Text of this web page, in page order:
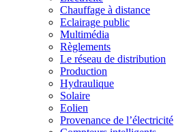
Chauffage à distance
Eclairage public
Multimédia
Règlements
Le réseau de distribution
Production
Hydraulique
Solaire
Eolien
Provenance de l’électricité